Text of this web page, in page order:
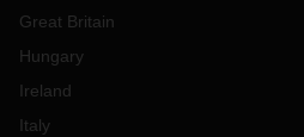
Great Britain
Hungary
Ireland
Italy